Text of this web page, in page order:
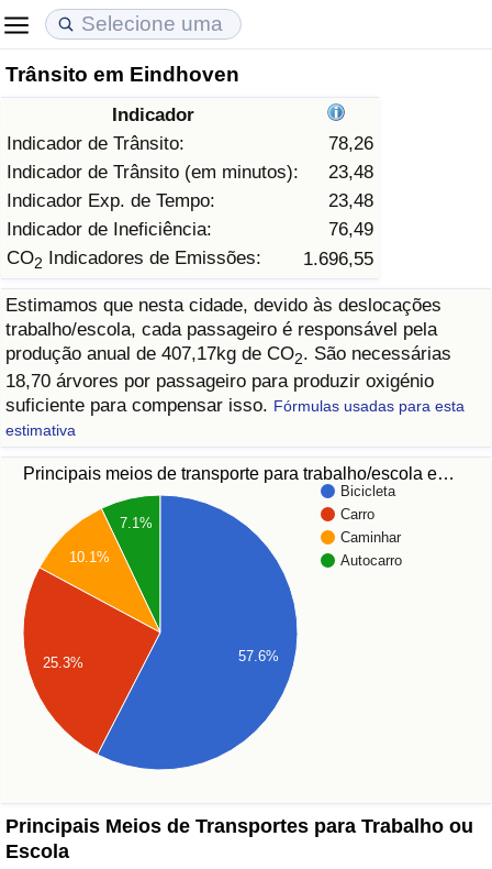
Trânsito em Eindhoven
Indicador
Indicador de Trânsito:
78,26
Indicador de Trânsito (em minutos):
23,48
Indicador Exp. de Tempo:
23,48
Indicador de Ineficiência:
76,49
CO2 Indicadores de Emissões: 1.696,55
Estimamos que nesta cidade, devido às deslocações
trabalho/escola, cada passageiro é responsável pela
produção anual de 407,17kg de CO2. São necessárias
18,70 árvores por passageiro para produzir oxigénio
suficiente para compensar isso. Fórmulas usadas para esta
estimativa
Principais meios de transporte para trabalho/escola e…
Bicicleta
Carro
Caminhar
Autocarro
7.1%
10.1%
25.3% 57.6%
Principais Meios de Transportes para Trabalho ou
Escola
Custo de Vida
Indicador de Custo de Vida (Atual)
Indicador de Custo de Vida
Indicador de Custo de Vida Por País
em Aqaba
Preços de Imóveis
Indicador de Preços de Imóveis (Atual)
Indicador de Preços de Imóveis
Indicador de Preços de Imóveis por País
Qualidade de Vida
Indicador de Qualidade de Vida
Indicador de Qualidade de Vida (Atual)
Índice de qualidade de vida por país
Crime
Taxa do Indicador de Crime (Atual)
Indicador de Crime
Índice de criminalidade por país
Saúde
Indicador de Saúde (Atual)
Indicador de Saúde
Indicador de Saúde por País
Poluição